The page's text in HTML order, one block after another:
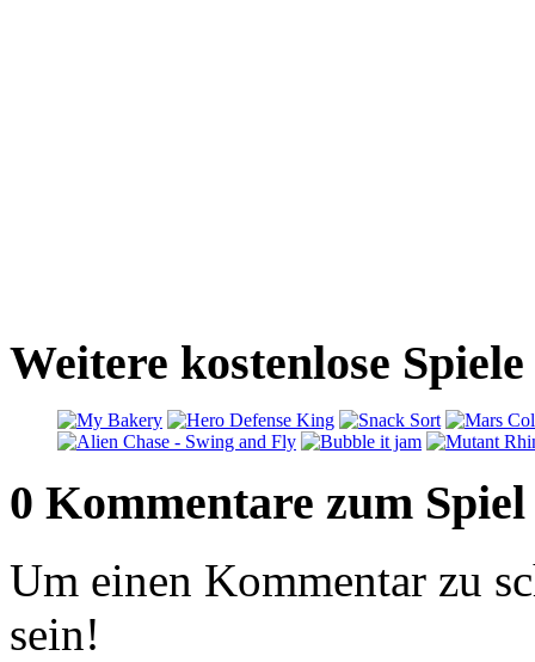
Weitere kostenlose
0 Kommentare zum Spiel
Um einen Kommentar zu
sein!